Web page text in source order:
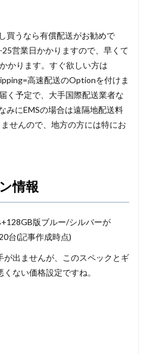
買うなら有償配送がお勧めで
営業日かかりますので、早くて
かります。すぐ欲しい方は
高速配送のOptionを付けま
く予定で、大手国際配送業者な
みにEMSの場合は遠隔地配送料
せんので、地方の方には特にお
情報
版ブルー/シルバーが
台(記事作成時点)
出ませんが、このスペックとギ
ない価格設定ですね。